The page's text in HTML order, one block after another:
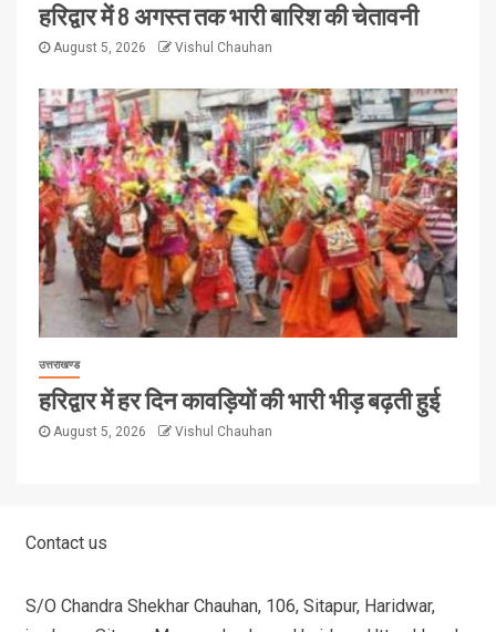
हरिद्वार में 8 अगस्त तक भारी बारिश की चेतावनी
August 5, 2026 Vishul Chauhan
उत्तराखण्ड
हरिद्वार में हर दिन कावड़ियों की भारी भीड़ बढ़ती हुई
August 5, 2026 Vishul Chauhan
Contact us
S/O Chandra Shekhar Chauhan, 106, Sitapur, Haridwar,